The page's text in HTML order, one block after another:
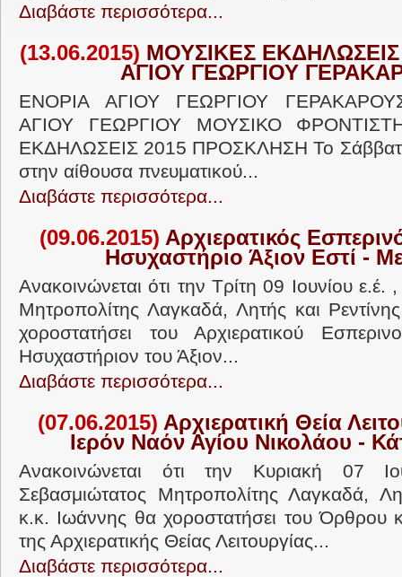
Διαβάστε περισσότερα...
(13.06.2015) ΜΟΥΣΙΚΕΣ
ΑΓΙΟΥ ΓΕΩΡΓΙΟΥ
ΕΝΟΡΙΑ ΑΓΙΟΥ ΓΕΩΡΓΙΟΥ
ΑΓΙΟΥ ΓΕΩΡΓΙΟΥ ΜΟΥΣΙΚΟ
ΕΚΔΗΛΩΣΕΙΣ 2015 ΠΡΟΣΚΛΗΣΗ Το Σάββατο
στην αίθουσα πνευματικού...
Διαβάστε περισσότερα...
(09.06.2015) Αρχιερατικός
Ησυχαστήριο Άξιον Εστί -
Ανακοινώνεται ότι την Τρίτη 09 Ιουνίου ε.έ.
Μητροπολίτης Λαγκαδά, Λητής και
χοροστατήσει του Αρχιερατικού
Ησυχαστήριον του Άξιον...
Διαβάστε περισσότερα...
(07.06.2015) Αρχιερατική Θεία
Ιερόν Ναόν Αγίου Νικολάου -
Ανακοινώνεται ότι την Κυριακή 07
Σεβασμιώτατος Μητροπολίτης Λαγκαδά,
κ.κ. Ιωάννης θα χοροστατήσει του Όρθρου
της Αρχιερατικής Θείας Λειτουργίας...
Διαβάστε περισσότερα...